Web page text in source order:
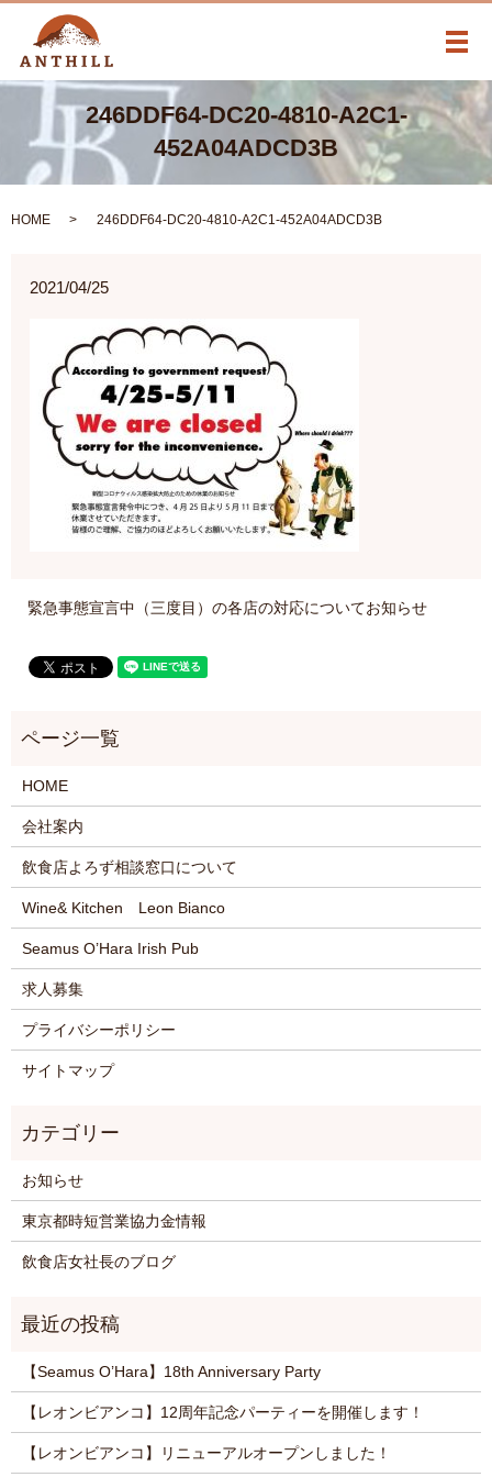
メ
246DDF64-DC20-4810-A2C1-
452A04ADCD3B
HOME 246DDF64-DC20-4810-A2C1-452A04ADCD3B
2021/04/25
緊急事態宣言中（三度目）の各店の対応についてお知らせ
HOME
会社案内
飲食店よろず相談窓口について
Wine& Kitchen Leon Bianco
Seamus O’Hara Irish Pub
求人募集
プライバシーポリシー
サイトマップ
お知らせ
東京都時短営業協力金情報
飲食店女社長のブログ
【Seamus O’Hara】18th Anniversary Party
【レオンビアンコ】12周年記念パーティーを開催します！
【レオンビアンコ】リニューアルオープンしました！